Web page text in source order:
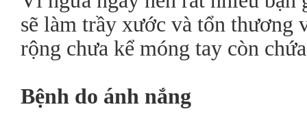
sẽ làm trầy xước và tổn thương
rộng chưa kể móng tay còn
Bệnh do ánh nắng